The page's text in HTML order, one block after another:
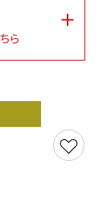
ら